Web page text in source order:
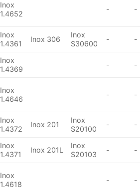
Inox
1.4652
- -
Inox
1.4361
Inox 306
Inox
S30600
- -
Inox
1.4369
- -
Inox
1.4646
- -
Inox
1.4372
Inox 201
Inox
S20100
- -
Inox
1.4371
Inox 201L
Inox
S20103
- -
Inox
1.4618
- -